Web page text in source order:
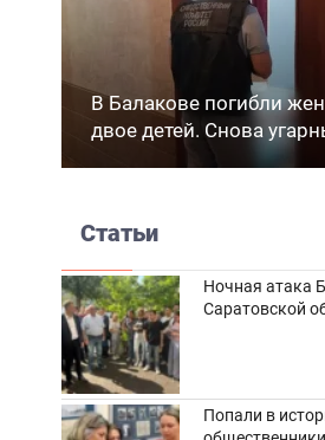
В Балакове погибли
двое детей. Снова
Статьи
Ночная атака
Саратовской
Попали в